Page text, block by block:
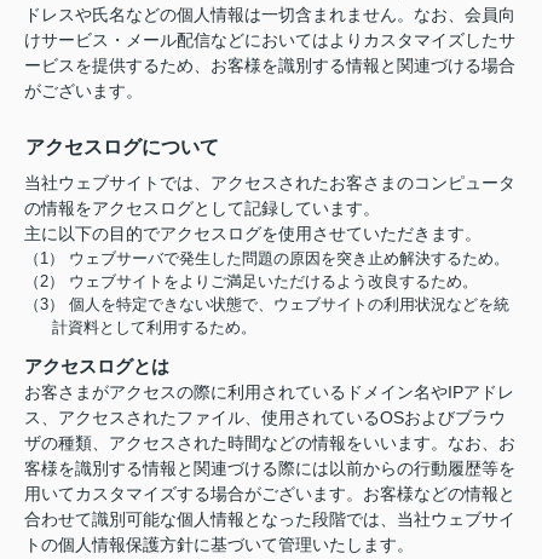
ドレスや氏名などの個人情報は一切含まれません。なお、会員向
けサービス・メール配信などにおいてはよりカスタマイズしたサ
ービスを提供するため、お客様を識別する情報と関連づける場合
がございます。
アクセスログについて
当社ウェブサイトでは、アクセスされたお客さまのコンピュータ
の情報をアクセスログとして記録しています。
主に以下の目的でアクセスログを使用させていただきます。
（1） ウェブサーバで発生した問題の原因を突き止め解決するため。
（2） ウェブサイトをよりご満足いただけるよう改良するため。
（3） 個人を特定できない状態で、ウェブサイトの利用状況などを統
計資料として利用するため。
アクセスログとは
お客さまがアクセスの際に利用されているドメイン名やIPアドレ
ス、アクセスされたファイル、使用されているOSおよびブラウ
ザの種類、アクセスされた時間などの情報をいいます。なお、お
客様を識別する情報と関連づける際には以前からの行動履歴等を
用いてカスタマイズする場合がございます。お客様などの情報と
合わせて識別可能な個人情報となった段階では、当社ウェブサイ
トの個人情報保護方針に基づいて管理いたします。